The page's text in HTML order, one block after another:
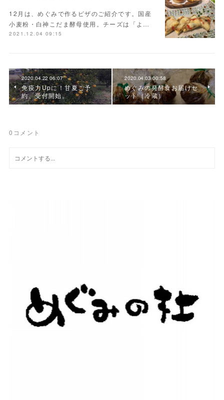
12月は、めぐみで作るピザのご紹介です。国産
小麦粉・白神こだま酵母使用。チーズは「よ…
2021.12.04 09:15
2020.04.22 06:07
免疫力Upに！甘夏ご予
約、受付開始。
2020.04.03 00:58
めぐみの発酵食お届けセ
ット（冷蔵）
0 コメント